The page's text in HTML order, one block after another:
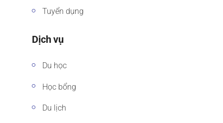
Tuyển dụng
Dịch vụ
Du học
Học bổng
Du lịch